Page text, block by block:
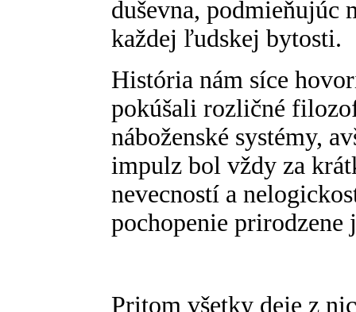
duševna, podmieňujúc
každej ľudskej bytosti.
História nám síce
pokúšali rozličné
náboženské systémy,
impulz bol vždy za
nevecností a
pochopenie
Pritom všetky deje z